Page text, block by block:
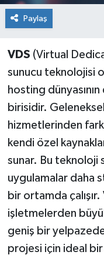
Paylaş
VDS (Virtual
sunucu teknolojisi
hosting
birisidir.
hizmetlerinden
kendi özel
sunar. Bu teknoloji
uygulamalar daha
bir ortamda
işletmelerden
geniş bir
projesi için ideal